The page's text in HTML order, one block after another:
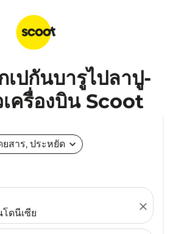
เปกันบารูไปลาปู-
ครื่องบิน Scoot
ยสาร, ประหยัด expand_more
ดนีเซีย
close